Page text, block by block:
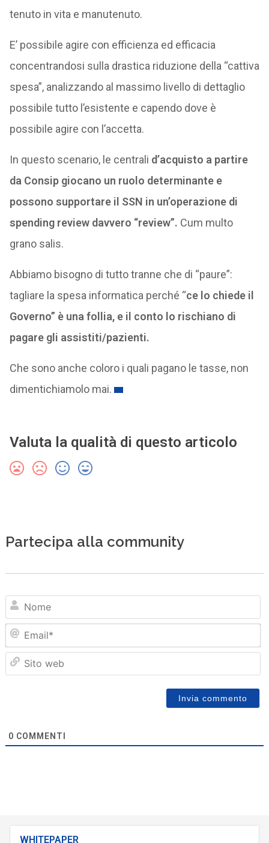
tenuto in vita e manutenuto.
E’ possibile agire con efficienza ed efficacia
concentrandosi sulla drastica riduzione della “cattiva
spesa”, analizzando al massimo livello di dettaglio
possibile tutto l’esistente e capendo dove è
possibile agire con l’accetta.
In questo scenario, le centrali d’acquisto a partire
da Consip giocano un ruolo determinante e
possono supportare il SSN in un’operazione di
spending review davvero “review”. Cum multo
grano salis.
Abbiamo bisogno di tutto tranne che di “paure”:
tagliare la spesa informatica perché “ce lo chiede il
Governo” è una follia, e il conto lo rischiano di
pagare gli assistiti/pazienti.
Che sono anche coloro i quali pagano le tasse, non
dimentichiamolo mai.
Valuta la qualità di questo articolo
Partecipa alla community
0 COMMENTI
WHITEPAPER